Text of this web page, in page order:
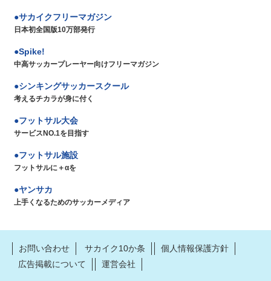
サカイクフリーマガジン
日本初全国版10万部発行
Spike!
中高サッカープレーヤー向けフリーマガジン
シンキングサッカースクール
考えるチカラが身に付く
フットサル大会
サービスNO.1を目指す
フットサル施設
フットサルに＋αを
ヤンサカ
上手くなるためのサッカーメディア
お問い合わせ サカイク10か条
個人情報保護方針
広告掲載について
運営会社